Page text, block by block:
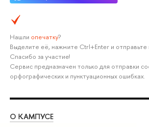
Нашли опечатку?
Выделите её, нажмите Ctrl+Enter и
Спасибо за участие!
Сервис предназначен только для отправки
орфографических и пунктуационных ошибках.
О КАМПУСЕ